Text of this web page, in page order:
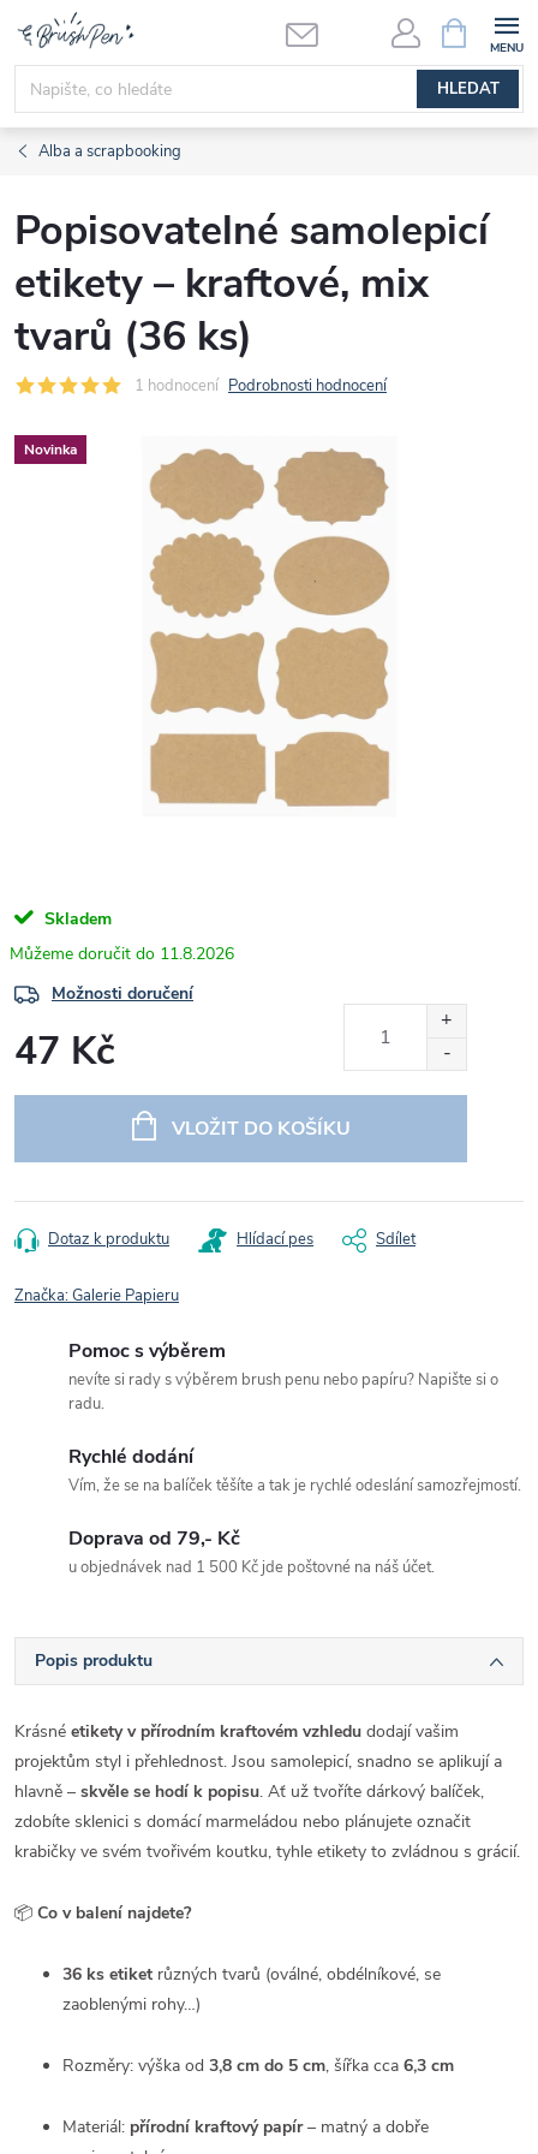
obsah
HLEDAT
NÁKUPNÍ
KOŠÍK
Alba a scrapbooking
Popisovatelné samolepicí
etikety – kraftové, mix
tvarů (36 ks)
1 hodnocení Podrobnosti hodnocení
Novinka
Skladem
11.8.2026
Možnosti doručení
47 Kč
VLOŽIT DO KOŠÍKU
Dotaz k produktu Hlídací pes Sdílet
Značka:Galerie Papieru
Pomoc s výběrem
nevíte si rady s výběrem brush penu nebo papíru? Napište si o
radu.
Rychlé dodání
Vím, že se na balíček těšíte a tak je rychlé odeslání samozřejmostí.
Doprava od 79,- Kč
u objednávek nad 1 500 Kč jde poštovné na náš účet.
Popis produktu
Krásné etikety v přírodním kraftovém vzhledu dodají vašim
projektům styl i přehlednost. Jsou samolepicí, snadno se aplikují a
hlavně – skvěle se hodí k popisu. Ať už tvoříte dárkový balíček,
zdobíte sklenici s domácí marmeládou nebo plánujete označit
krabičky ve svém tvořivém koutku, tyhle etikety to zvládnou s grácií.
📦 Co v balení najdete?
36 ks etiket různých tvarů (oválné, obdélníkové, se
zaoblenými rohy…)
Rozměry: výška od 3,8 cm do 5 cm, šířka cca 6,3 cm
Materiál: přírodní kraftový papír– matný a dobře